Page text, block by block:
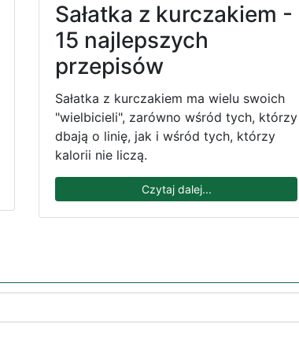
Sałatka z kurczakiem -
15 najlepszych
przepisów
Sałatka z kurczakiem ma wielu swoich
"wielbicieli", zarówno wśród tych, którzy
dbają o linię, jak i wśród tych, którzy
kalorii nie liczą.
Czytaj dalej...